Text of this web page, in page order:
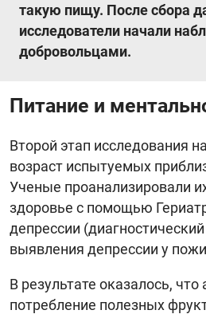
такую пищу. После сбора
исследователи начали
добровольцами.
Питание и
Второй этап исследования
возраст испытуемых
Ученые проанализировали
здоровье с помощью
депрессии
выявления депрессии у
В результате оказалось, что
потребление полезных